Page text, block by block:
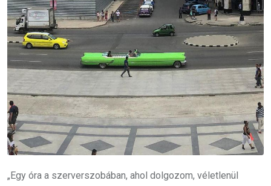
„Egy óra a szerverszobában, ahol dolgozom, véletlenül